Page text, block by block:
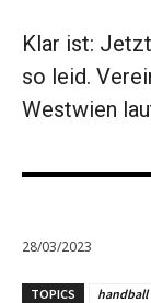
Klar ist:
so leid.
Westwien
28/03/2023
TOPICS handball